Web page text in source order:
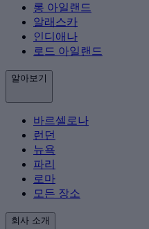
롱 아일랜드
알래스카
인디애나
로드 아일랜드
알아보기
바르셀로나
런던
뉴욕
파리
로마
모든 장소
회사 소개